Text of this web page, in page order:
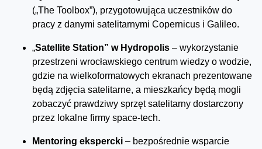
(„The Toolbox”), przygotowująca uczestników do
pracy z danymi satelitarnymi Copernicus i Galileo.
„Satellite Station” w Hydropolis – wykorzystanie
przestrzeni wrocławskiego centrum wiedzy o wodzie,
gdzie na wielkoformatowych ekranach prezentowane
będą zdjęcia satelitarne, a mieszkańcy będą mogli
zobaczyć prawdziwy sprzęt satelitarny dostarczony
przez lokalne firmy space-tech.
Mentoring ekspercki – bezpośrednie wsparcie